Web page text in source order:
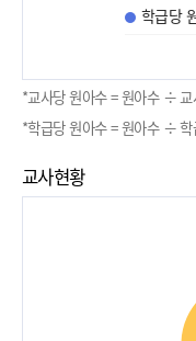
학급당
*교사당 원아수 = 원아수 ÷ 교
*학급당 원아수 = 원아수 ÷ 학
교사현황